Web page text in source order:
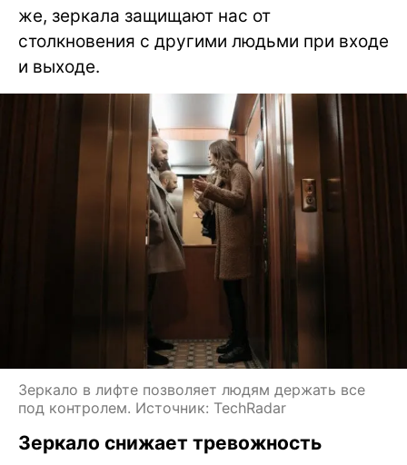
же, зеркала защищают нас от
столкновения с другими людьми при входе
и выходе.
Зеркало в лифте позволяет людям держать все
под контролем. Источник: TechRadar
Зеркало снижает тревожность